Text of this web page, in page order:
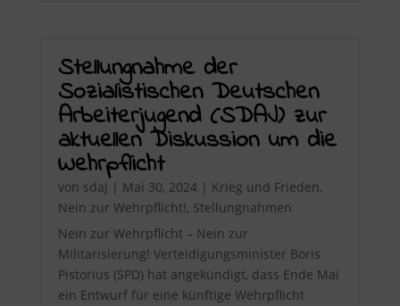
Stellungnahme der
Sozialistischen Deutschen
Arbeiterjugend (SDAJ) zur
aktuellen Diskussion um die
Wehrpflicht
von sdaj | Mai 30, 2024| Krieg und Frieden,
Nein zur Wehrpflicht!, Stellungnahmen
Nein zur Wehrpflicht – Nein zur
Militarisierung! Verteidigungsminister Boris
Pistorius (SPD) hat angekündigt, dass Ende Mai
ein Entwurf für eine künftige Wehrpflicht